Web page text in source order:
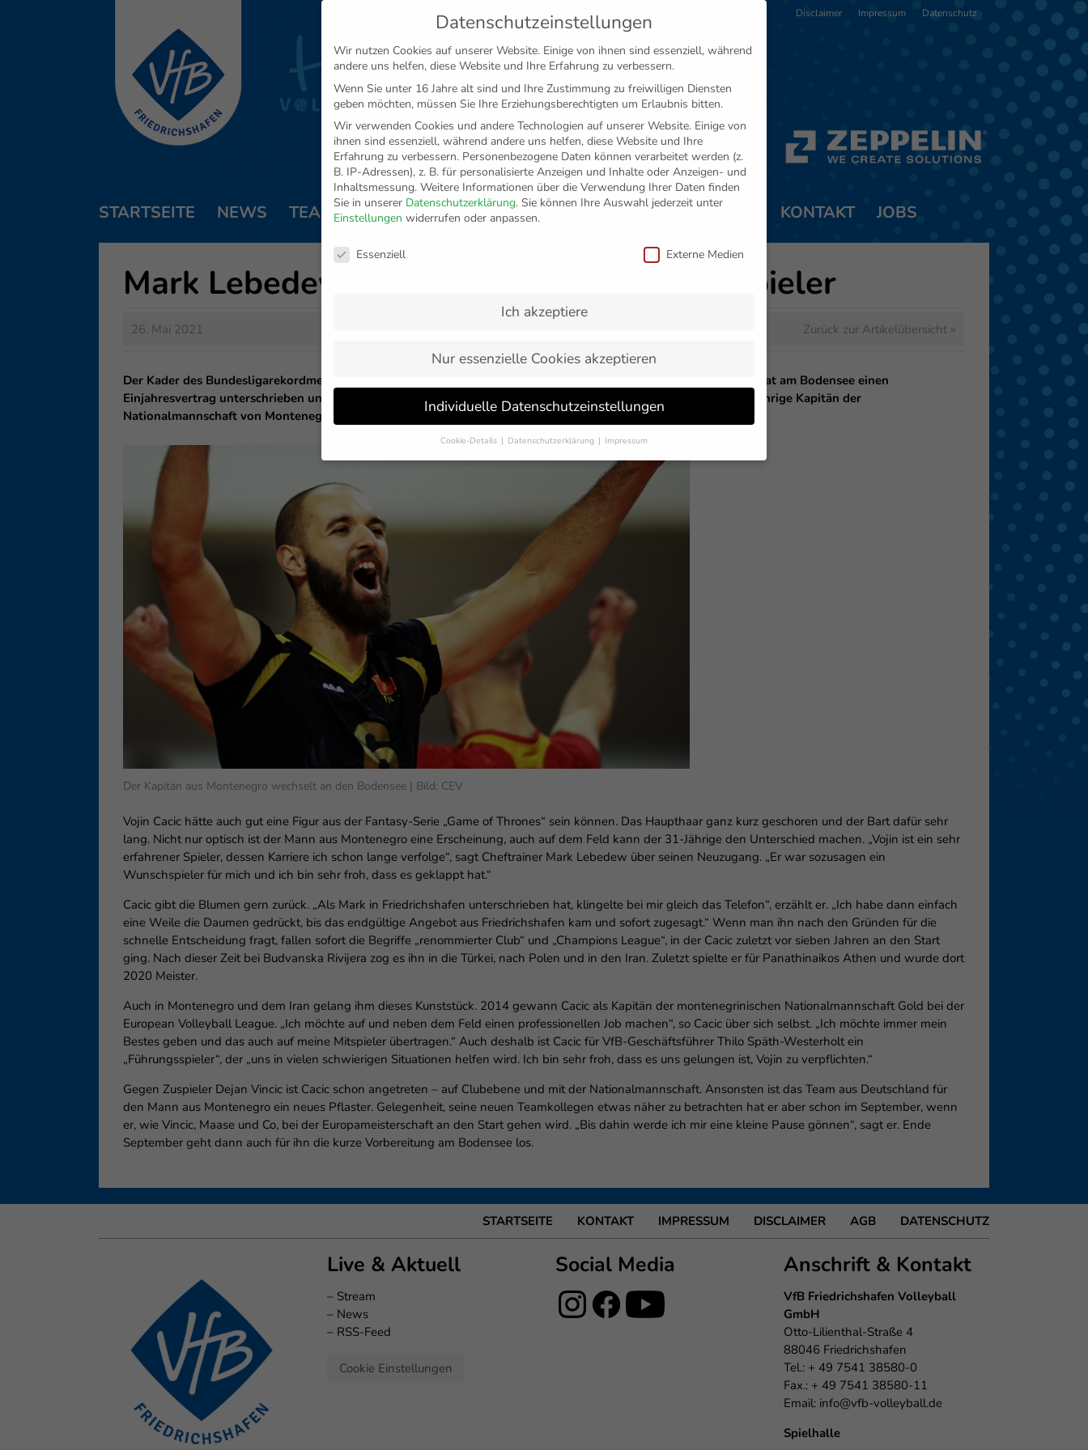
Disclaimer Impressum Datenschutz
STARTSEITE NEWS TEAM TICKETS FANSHOP VFB MEDIEN PARTNER KONTAKT JOBS
Mark Lebedew bekommt seinen Wunschspieler
26. Mai 2021 Zurück zur Artikelübersicht »
Der Kader des Bundesligarekordmeisters VfB Friedrichshafen wird immer konkreter. Außenangreifer Vojin Cacic hat am Bodensee einen
Einjahresvertrag unterschrieben und war der absolute „Wunschspieler“ von Cheftrainer Mark Lebedew. Der 31-jährige Kapitän der
Nationalmannschaft von Montenegro wechselt von Panathinaikos Athen zum VfB.
Der Kapitän aus Montenegro wechselt an den Bodensee | Bild: CEV
Vojin Cacic hätte auch gut eine Figur aus der Fantasy-Serie „Game of Thrones“ sein können. Das Haupthaar ganz kurz geschoren und der Bart dafür sehr
lang. Nicht nur optisch ist der Mann aus Montenegro eine Erscheinung, auch auf dem Feld kann der 31-Jährige den Unterschied machen. „Vojin ist ein sehr
erfahrener Spieler, dessen Karriere ich schon lange verfolge“, sagt Cheftrainer Mark Lebedew über seinen Neuzugang. „Er war sozusagen ein
Wunschspieler für mich und ich bin sehr froh, dass es geklappt hat.“
Cacic gibt die Blumen gern zurück. „Als Mark in Friedrichshafen unterschrieben hat, klingelte bei mir gleich das Telefon“, erzählt er. „Ich habe dann einfach
eine Weile die Daumen gedrückt, bis das endgültige Angebot aus Friedrichshafen kam und sofort zugesagt.“ Wenn man ihn nach den Gründen für die
schnelle Entscheidung fragt, fallen sofort die Begriffe „renommierter Club“ und „Champions League“, in der Cacic zuletzt vor sieben Jahren an den Start
ging. Nach dieser Zeit bei Budvanska Rivijera zog es ihn in die Türkei, nach Polen und in den Iran. Zuletzt spielte er für Panathinaikos Athen und wurde dort
2020 Meister.
Auch in Montenegro und dem Iran gelang ihm dieses Kunststück. 2014 gewann Cacic als Kapitän der montenegrinischen Nationalmannschaft Gold bei der
European Volleyball League. „Ich möchte auf und neben dem Feld einen professionellen Job machen“, so Cacic über sich selbst. „Ich möchte immer mein
Bestes geben und das auch auf meine Mitspieler übertragen.“ Auch deshalb ist Cacic für VfB-Geschäftsführer Thilo Späth-Westerholt ein
„Führungsspieler“, der „uns in vielen schwierigen Situationen helfen wird. Ich bin sehr froh, dass es uns gelungen ist, Vojin zu verpflichten.“
Gegen Zuspieler Dejan Vincic ist Cacic schon angetreten – auf Clubebene und mit der Nationalmannschaft. Ansonsten ist das Team aus Deutschland für
den Mann aus Montenegro ein neues Pflaster. Gelegenheit, seine neuen Teamkollegen etwas näher zu betrachten hat er aber schon im September, wenn
er, wie Vincic, Maase und Co, bei der Europameisterschaft an den Start gehen wird. „Bis dahin werde ich mir eine kleine Pause gönnen“, sagt er. Ende
September geht dann auch für ihn die kurze Vorbereitung am Bodensee los.
DATENSCHUTZ
AGB
DISCLAIMER
IMPRESSUM
KONTAKT
STARTSEITE
Live & Aktuell
– Stream
– News
– RSS-Feed
Cookie Einstellungen
Social Media Anschrift & Kontakt
VfB Friedrichshafen Volleyball
GmbH
Otto-Lilienthal-Straße 4
88046 Friedrichshafen
Tel.: + 49 7541 38580-0
Fax.: + 49 7541 38580-11
Email: info@vfb-volleyball.de
Spielhalle
Datenschutzeinstellungen
Wir nutzen Cookies auf unserer Website. Einige von ihnen sind essenziell, während
andere uns helfen, diese Website und Ihre Erfahrung zu verbessern.
Wenn Sie unter 16 Jahre alt sind und Ihre Zustimmung zu freiwilligen Diensten
geben möchten, müssen Sie Ihre Erziehungsberechtigten um Erlaubnis bitten.
Wir verwenden Cookies und andere Technologien auf unserer Website. Einige von
ihnen sind essenziell, während andere uns helfen, diese Website und Ihre
Erfahrung zu verbessern. Personenbezogene Daten können verarbeitet werden (z.
B. IP-Adressen), z. B. für personalisierte Anzeigen und Inhalte oder Anzeigen- und
Inhaltsmessung. Weitere Informationen über die Verwendung Ihrer Daten finden
Sie in unserer Datenschutzerklärung. Sie können Ihre Auswahl jederzeit unter
Einstellungen widerrufen oder anpassen.
Datenschutzeinstellungen
Essenziell Externe Medien
Ich akzeptiere
Nur essenzielle Cookies akzeptieren
Individuelle Datenschutzeinstellungen
Cookie-Details Datenschutzerklärung Impressum
Datenschutzeinstellungen
Wenn Sie unter 16 Jahre alt sind und Ihre Zustimmung zu freiwilligen Diensten
geben möchten, müssen Sie Ihre Erziehungsberechtigten um Erlaubnis bitten.
Wir verwenden Cookies und andere Technologien auf unserer Website. Einige von
ihnen sind essenziell, während andere uns helfen, diese Website und Ihre
Erfahrung zu verbessern.
Personenbezogene Daten können verarbeitet werden (z.
B. IP-Adressen), z. B. für personalisierte Anzeigen und Inhalte oder Anzeigen- und
Inhaltsmessung.
Weitere Informationen über die Verwendung Ihrer Daten finden
Sie in unserer
Datenschutzerklärung
Hier finden Sie eine Übersicht über alle verwendeten Cookies. Sie können Ihre
Einwilligung zu ganzen Kategorien geben oder sich weitere Informationen anzeigen
lassen und so nur bestimmte Cookies auswählen.
Speichern Nur essenzielle Cookies akzeptieren
Datenschutzeinstellungen
Essenziell (1)
Essenzielle Cookies ermöglichen grundlegende Funktionen und sind für die einwandfreie
Funktion der Website erforderlich.
Externe Medien (6) Externe Medien
Inhalte von Videoplattformen und Social-Media-Plattformen werden standardmäßig
blockiert. Wenn Cookies von externen Medien akzeptiert werden, bedarf der Zugriff auf
diese Inhalte keiner manuellen Einwilligung mehr.
Cookie-Informationen anzeigen
Datenschutzerklärung Impressum